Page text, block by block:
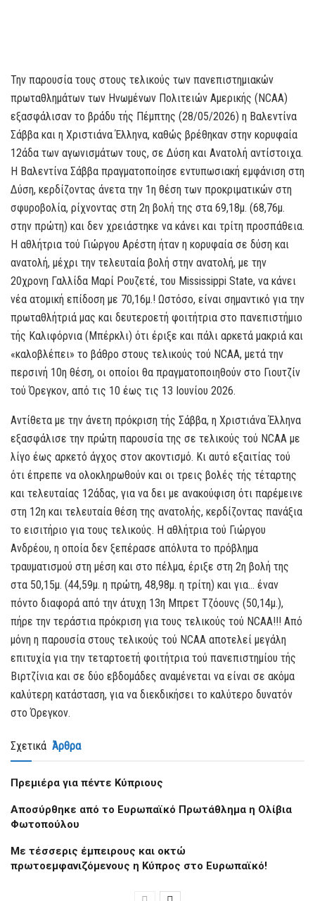
Την παρουσία τους στους τελικούς των πανεπιστημιακών
πρωταθλημάτων των Ηνωμένων Πολιτειών Αμερικής (NCAA)
εξασφάλισαν το βράδυ τής Πέμπτης (28/05/2026) η Βαλεντίνα
Σάββα και η Χριστιάνα Έλληνα, καθώς βρέθηκαν στην κορυφαία
12άδα των αγωνισμάτων τους, σε Δύση και Ανατολή αντίστοιχα.
Η Βαλεντίνα Σάββα πραγματοποίησε εντυπωσιακή εμφάνιση στη
Δύση, κερδίζοντας άνετα την 1η θέση των προκριματικών στη
σφυροβολία, ρίχνοντας στη 2η βολή της στα 69,18μ. (68,76μ.
στην πρώτη) και δεν χρειάστηκε να κάνει και τρίτη προσπάθεια.
Η αθλήτρια τού Γιώργου Αρέστη ήταν η κορυφαία σε δύση και
ανατολή, μέχρι την τελευταία βολή στην ανατολή, με την
20χρονη Γαλλίδα Μαρί Ρουζετέ, του Mississippi State, να κάνει
νέα ατομική επίδοση με 70,16μ.! Ωστόσο, είναι σημαντικό για την
πρωταθλήτριά μας και δευτεροετή φοιτήτρια στο πανεπιστήμιο
τής Καλιφόρνια (Μπέρκλι) ότι έριξε και πάλι αρκετά μακριά και
«καλοβλέπει» το βάθρο στους τελικούς τού NCAA, μετά την
περσινή 10η θέση, οι οποίοι θα πραγματοποιηθούν στο Γιουτζίν
τού Όρεγκον, από τις 10 έως τις 13 Ιουνίου 2026.
Αντίθετα με την άνετη πρόκριση τής Σάββα, η Χριστιάνα Έλληνα
εξασφάλισε την πρώτη παρουσία της σε τελικούς τού NCAA με
λίγο έως αρκετό άγχος στον ακοντισμό. Κι αυτό εξαιτίας τού
ότι έπρεπε να ολοκληρωθούν και οι τρεις βολές τής τέταρτης
και τελευταίας 12άδας, για να δει με ανακούφιση ότι παρέμεινε
στη 12η και τελευταία θέση της ανατολής, κερδίζοντας πανάξια
το εισιτήριο για τους τελικούς. Η αθλήτρια τού Γιώργου
Ανδρέου, η οποία δεν ξεπέρασε απόλυτα το πρόβλημα
τραυματισμού στη μέση και στο πέλμα, έριξε στη 2η βολή της
στα 50,15μ. (44,59μ. η πρώτη, 48,98μ. η τρίτη) και για… έναν
πόντο διαφορά από την άτυχη 13η Μπρετ Τζόουνς (50,14μ.),
πήρε την τεράστια πρόκριση για τους τελικούς τού NCAA!!! Από
μόνη η παρουσία στους τελικούς τού NCAA αποτελεί μεγάλη
επιτυχία για την τεταρτοετή φοιτήτρια τού πανεπιστημίου τής
Βιρτζίνια και σε δύο εβδομάδες αναμένεται να είναι σε ακόμα
καλύτερη κατάσταση, για να διεκδικήσει το καλύτερο δυνατόν
στο Όρεγκον.
Σχετικά Άρθρα
Πρεμιέρα για πέντε Κύπριους
Aποσύρθηκε από το Ευρωπαϊκό Πρωτάθλημα η Ολίβια
Φωτοπούλου
Με τέσσερις έμπειρους και οκτώ
πρωτοεμφανιζόμενους η Κύπρος στο Ευρωπαϊκό!